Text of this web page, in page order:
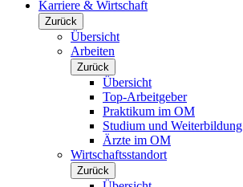
Karriere & Wirtschaft
Zurück
Übersicht
Arbeiten
Zurück
Übersicht
Top-Arbeitgeber
Praktikum im OM
Studium und Weiterbildung
Ärzte im OM
Wirtschaftsstandort
Zurück